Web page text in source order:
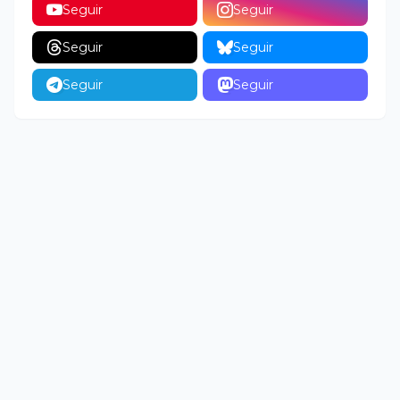
Seguir Seguir
Seguir Seguir
Seguir Seguir